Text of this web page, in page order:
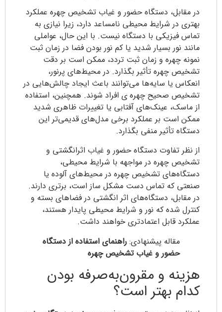
در مقابل، دستگاه حضور و غیاب تشخیص چهره عملکرد
بهتری در شرایط محیطی نامساعد دارد، زیرا نیازی به
تماس فیزیکی با دستگاه نیست. با این‌ حال، عواملی
مانند نور بسیار شدید یا کم‌ نور بودن فضا در زمان ثبت
نمونه چهره و زمان ثبت تردد، ممکن است بر دقت
تشخیص چهره تأثیر بگذارد. در محیط‌های پرنور،
انعکاس یا سایه‌ها می‌توانند باعث ایجاد چالش‌هایی در
تشخیص صحیح چهره ی افراد شوند. همچنین، استفاده
از ماسک، عینک‌های آفتابی یا تغییرات ظاهری شدید
ممکن است بر عملکرد برخی مدل‌های قدیمی‌تر این
دستگاه تأثیر منفی بگذارد.
از نظر تفاوت دستگاه حضور و غیاب اثرانگشتی و
تشخیص چهره در مواجهه با شرایط محیطی،
دستگاه‌های تشخیص چهره در محیط‌های آلوده یا
صنعتی که تماس دست مشکل ‌ساز است، برتری دارند.
در مقابل، دستگاه‌های اثر انگشتی در فضاهای بسته و
کنترل ‌شده که نور و شرایط محیطی پایدار هستند،
عملکرد قابل‌ اعتمادتری خواهند داشت.
مقاله پیشنهادی: راهنمای استفاده از دستگاه
حضور و غیاب تشخیص چهره
هزینه و مقرون‌به‌صرفه بودن
کدام بهتر است؟